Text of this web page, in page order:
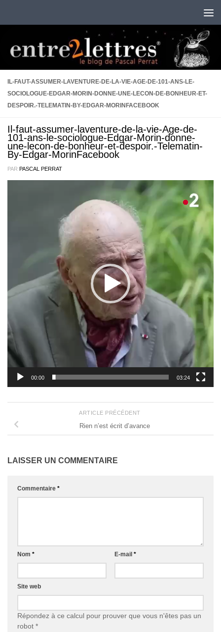
IL-FAUT-ASSUMER-LAVENTURE-DE-LA-VIE-AGE-DE-101-ANS-LE-
SOCIOLOGUE-EDGAR-MORIN-DONNE-UNE-LECON-DE-BONHEUR-ET-
DESPOIR.-TELEMATIN-BY-EDGAR-MORINFACEBOOK
Il-faut-assumer-laventure-de-la-vie-Age-de-
101-ans-le-sociologue-Edgar-Morin-donne-
une-lecon-de-bonheur-et-despoir.-Telematin-
By-Edgar-MorinFacebook
PAR PASCAL PERRAT
00:00 03:24
ARTICLE PRÉCÉDENT
Rien n’est écrit d’avance
LAISSER UN COMMENTAIRE
Commentaire *
Nom * E-mail *
Site web
Répondez à ce calcul pour prouver que vous n'êtes pas un
robot *